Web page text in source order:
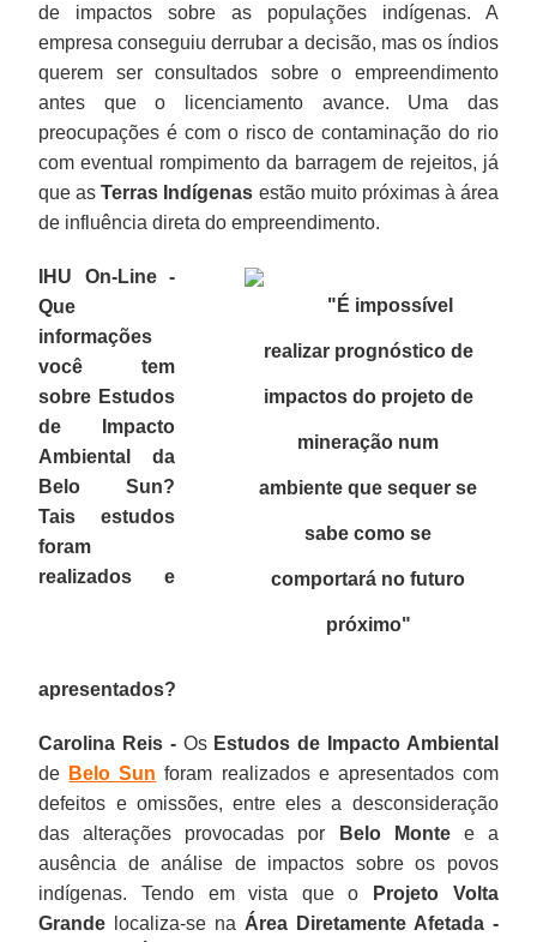
de impactos sobre as populações indígenas. A
empresa conseguiu derrubar a decisão, mas os índios
querem ser consultados sobre o empreendimento
antes que o licenciamento avance. Uma das
preocupações é com o risco de contaminação do rio
com eventual rompimento da barragem de rejeitos, já
que asTerras Indígenas estão muito próximas à área
de influência direta do empreendimento.
"É impossível
realizar prognóstico de
impactos do projeto de
mineração num
ambiente que sequer se
sabe como se
comportará no futuro
próximo"
IHU On-Line -
Que
informações
você tem
sobre Estudos
de Impacto
Ambiental da
Belo Sun?
Tais estudos
foram
realizados e
apresentados?
Carolina Reis -Os Estudos de Impacto Ambiental
de Belo Sun foram realizados e apresentados com
defeitos e omissões, entre eles a desconsideração
das alterações provocadas por
Belo Montee a
ausência de análise de impactos sobre os povos
indígenas. Tendo em vista que o
Projeto Volta
Grande localiza-se na Área Diretamente Afetada -